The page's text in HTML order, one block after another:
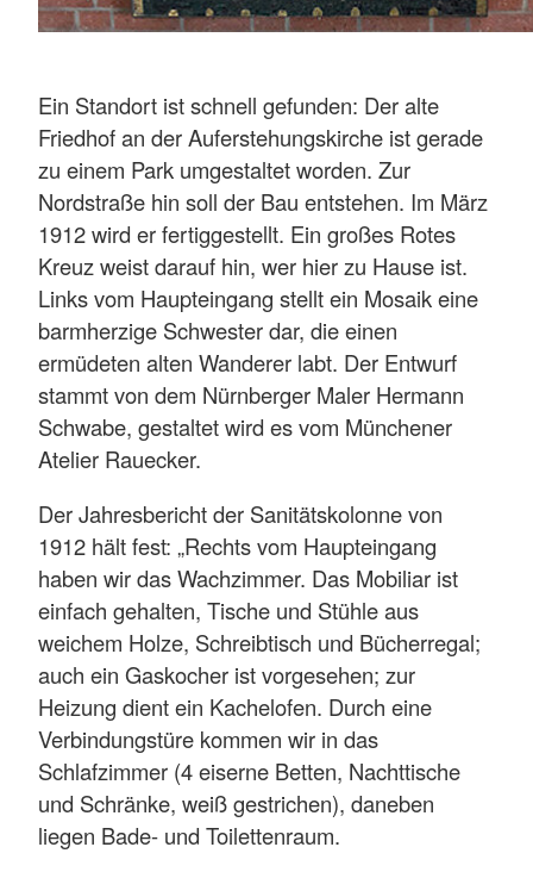
Ein Standort ist schnell gefunden: Der alte
Friedhof an der Auferstehungskirche ist gerade
zu einem Park umgestaltet worden. Zur
Nordstraße hin soll der Bau entstehen. Im März
1912 wird er fertiggestellt. Ein großes Rotes
Kreuz weist darauf hin, wer hier zu Hause ist.
Links vom Haupteingang stellt ein Mosaik eine
barmherzige Schwester dar, die einen
ermüdeten alten Wanderer labt. Der Entwurf
stammt von dem Nürnberger Maler Hermann
Schwabe, gestaltet wird es vom Münchener
Atelier Rauecker.
Der Jahresbericht der Sanitätskolonne von
1912 hält fest: „Rechts vom Haupteingang
haben wir das Wachzimmer. Das Mobiliar ist
einfach gehalten, Tische und Stühle aus
weichem Holze, Schreibtisch und Bücherregal;
auch ein Gaskocher ist vorgesehen; zur
Heizung dient ein Kachelofen. Durch eine
Verbindungstüre kommen wir in das
Schlafzimmer (4 eiserne Betten, Nachttische
und Schränke, weiß gestrichen), daneben
liegen Bade- und Toilettenraum.